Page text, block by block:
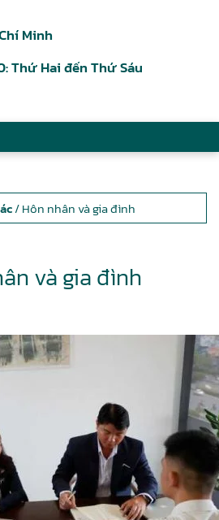
Minh
Thứ Hai đến Thứ Sáu
/ Hôn nhân và gia đình
và gia đình